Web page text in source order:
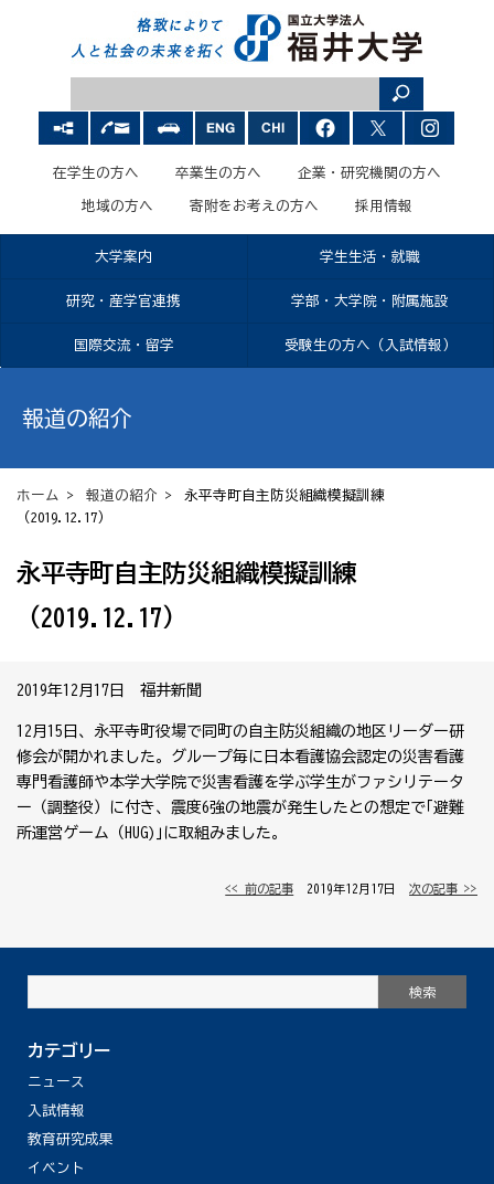
在学生の方へ 卒業生の方へ 企業・研究機関の方へ
地域の方へ 寄附をお考えの方へ 採用情報
大学案内 学生生活・就職
研究・産学官連携 学部・大学院・附属施設
国際交流・留学 受験生の方へ（入試情報）
報道の紹介
ホーム > 報道の紹介 > 永平寺町自主防災組織模擬訓練
（2019.12.17）
永平寺町自主防災組織模擬訓練
（2019.12.17）
2019年12月17日 福井新聞
12月15日、永平寺町役場で同町の自主防災組織の地区リーダー研
修会が開かれました。グループ毎に日本看護協会認定の災害看護
専門看護師や本学大学院で災害看護を学ぶ学生がファシリテータ
ー（調整役）に付き、震度6強の地震が発生したとの想定で｢避難
所運営ゲーム（HUG)｣に取組みました。
<< 前の記事 │ 2019年12月17日 │次の記事 >>
カテゴリー
ニュース
入試情報
教育研究成果
イベント